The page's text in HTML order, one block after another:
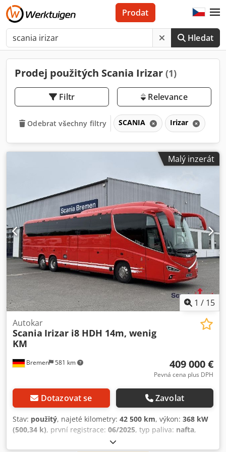
Hledat
Prodat
Prodej použitých Scania Irizar (1)
Filtr Relevance
Odebrat všechny filtry SCANIA Irizar
Malý inzerát
1 / 15
Bremen 581 km
Autokar
Scania Irizar i8 HDH 14m, wenig
KM
409 000 €
Pevná cena plus DPH
Dotazovat se Zavolat
Stav: použitý, najeté kilometry: 42 500 km, výkon: 368 kW
(500,34 k), první registrace: 06/2025, typ paliva: nafta,
, typ převodu: